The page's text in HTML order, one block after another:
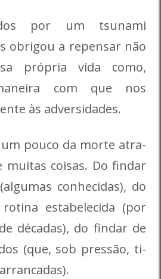
por um tsunami
obrigou a repen­sar não
própria vida como,
com que nos
às adversi­dades.
um pouco da morte atra­
muitas coisas. Do findar
conhecidas), do
estabelecida (por
décadas), do findar de
(que, sob pressão, ti­